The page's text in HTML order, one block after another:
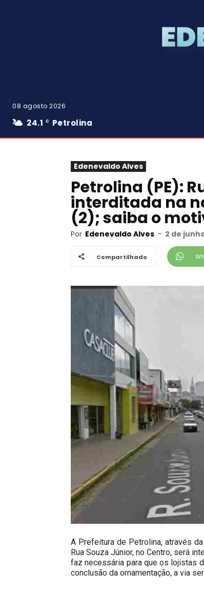
08 agosto 2026
24.1 C Petrolina
Edenevaldo Alves
Petrolina (PE):
interditada na
(2); saiba o
Por Edenevaldo Alves - 2 de
Compartilhado
A Prefeitura de Petrolina, através
Rua Souza Júnior, no Centro, será
faz necessária para que os lojistas
conclusão da ornamentação, a via